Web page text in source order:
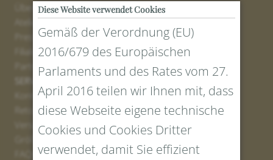
Über uns
Atelier
Presse
Filialen
Partner
SERVICE
Kontakt
Retourenportal
Versand
Diese Website verwendet Cookies
Gemäß der Verordnung (EU)
2016/679 des Europäischen
Parlaments und des Rates vom 27.
April 2016 teilen wir Ihnen mit, dass
diese Webseite eigene technische
Cookies und Cookies Dritter
verwendet, damit Sie effizient